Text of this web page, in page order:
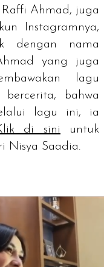
Ahmad, juga
Instagramnya,
dengan nama
yang juga
lagu
bahwa
lagu ini, ia
di sini untuk
Nisya Saadia.